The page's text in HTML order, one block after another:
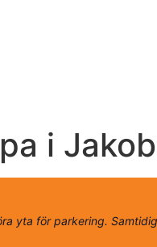
i
yta för parkering.